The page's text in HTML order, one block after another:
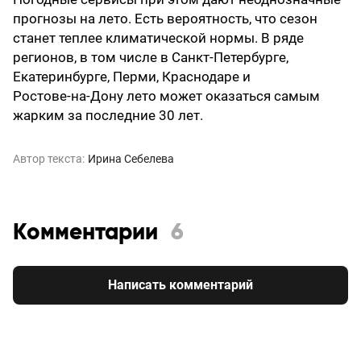
прогнозы на лето. Есть вероятность, что сезон
станет теплее климатической нормы. В ряде
регионов, в том числе в Санкт‑Петербурге,
Екатеринбурге, Перми, Краснодаре и
Ростове‑на‑Дону лето может оказаться самым
жарким за последние 30 лет.
Автор текста: Ирина Себелева
Комментарии 6
Написать комментарий